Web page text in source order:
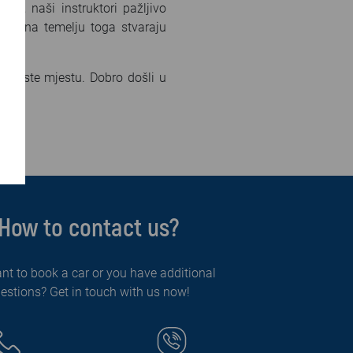
naši instruktori pažljivo
te na temelju toga stvaraju
ste mjestu. Dobro došli u
How to contact us?
to book a car or you have additional
Get in touch with us now!